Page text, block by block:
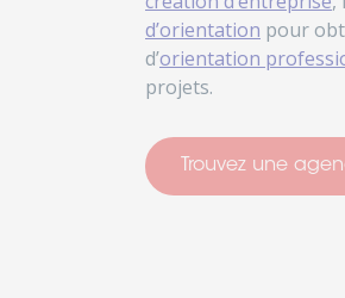
d’orientation pour
d’orientation
projets.
Trouvez une